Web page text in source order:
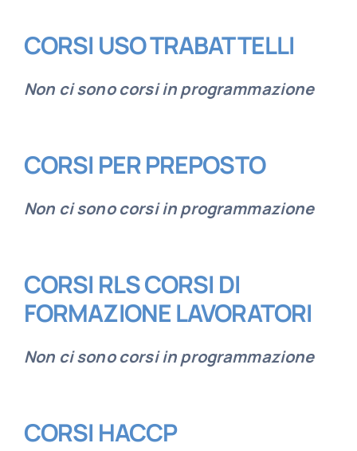
CORSI USO TRABATTELLI
Non ci sono corsi in programmazione
CORSI PER PREPOSTO
Non ci sono corsi in programmazione
CORSI RLS CORSI DI
FORMAZIONE LAVORATORI
Non ci sono corsi in programmazione
CORSI HACCP